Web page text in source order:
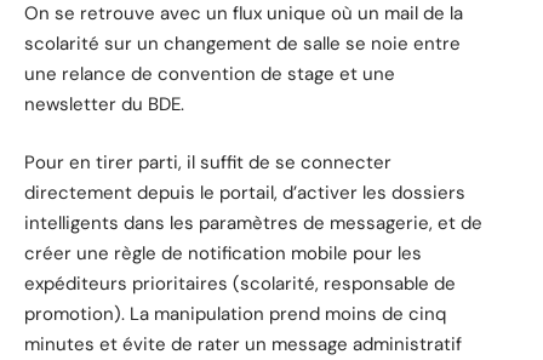
On se retrouve avec un flux unique où un mail de la
scolarité sur un changement de salle se noie entre
une relance de convention de stage et une
newsletter du BDE.
Pour en tirer parti, il suffit de se connecter
directement depuis le portail, d’activer les dossiers
intelligents dans les paramètres de messagerie, et de
créer une règle de notification mobile pour les
expéditeurs prioritaires (scolarité, responsable de
promotion). La manipulation prend moins de cinq
minutes et évite de rater un message administratif